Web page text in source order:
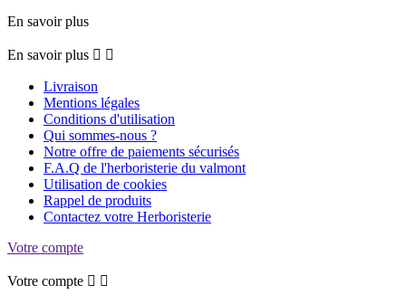
En savoir plus
En savoir plus  
Livraison
Mentions légales
Conditions d'utilisation
Qui sommes-nous ?
Notre offre de paiements sécurisés
F.A.Q de l'herboristerie du valmont
Utilisation de cookies
Rappel de produits
Contactez votre Herboristerie
Votre compte
Votre compte  